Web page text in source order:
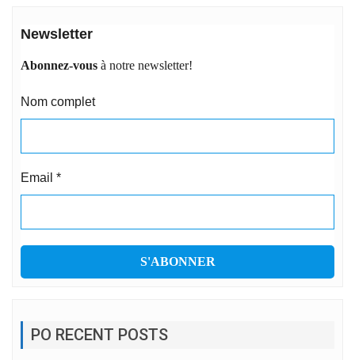
Newsletter
Abonnez-vous à notre newsletter!
Nom complet
Email *
PO RECENT POSTS